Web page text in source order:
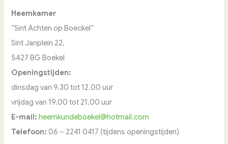
Heemkamer
“Sint Achten op Boeckel”
Sint Janplein 22,
5427 BG Boekel
Openingstijden:
dinsdag van 9.30 tot 12.00 uur
vrijdag van 19.00 tot 21.00 uur
E-mail: heemkundeboekel@hotmail.com
Telefoon: 06 – 2241 0417 (tijdens openingstijden)